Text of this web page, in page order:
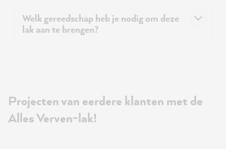
Welk gereedschap heb je nodig om deze
lak aan te brengen?
Projecten van eerdere klanten met de
Alles Verven-lak!